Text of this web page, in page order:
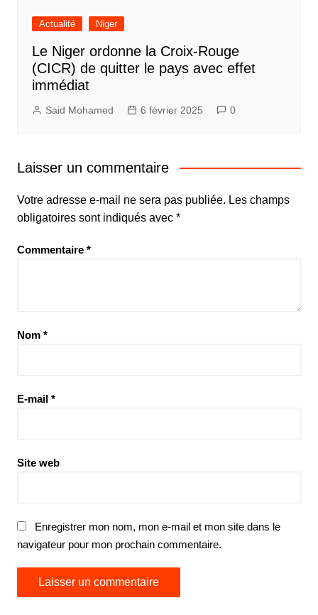
Actualité Niger
Le Niger ordonne la Croix-Rouge
(CICR) de quitter le pays avec effet
immédiat
Said Mohamed 6 février 2025 0
Laisser un commentaire
Votre adresse e-mail ne sera pas publiée. Les champs
obligatoires sont indiqués avec *
Commentaire *
Nom *
E-mail *
Site web
Enregistrer mon nom, mon e-mail et mon site dans le
navigateur pour mon prochain commentaire.